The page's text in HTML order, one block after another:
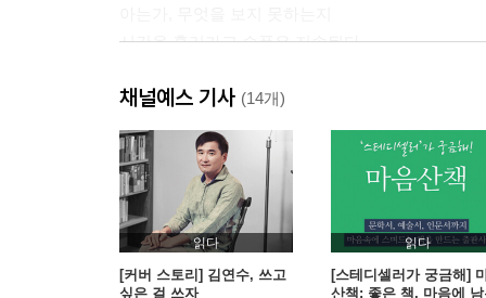
시간을 흘러가고 슬픔은 지속된다
중문바다에는 당신과 나
한편의 시와 (살아온 순서대로) 다섯 곡의 노래 이
이따금 줄 끊어지느 소리 들려오누나
청춘은 그렇게 한두 조각 꽃잎을 떨구면서
등나무엔 초승달 벌써 올라와
잊혀지면 그만일 것을, 알면서도 어쩔 수 없네
제발 이러지 말고 잘 살아보자
채널예스 기사 (14개)
읽다
[커버 스토리] 김연수, 쓰고
싶은 걸 쓰자
읽다
[스테디셀러가 궁금해]
산책: 좋은 책, 마음에